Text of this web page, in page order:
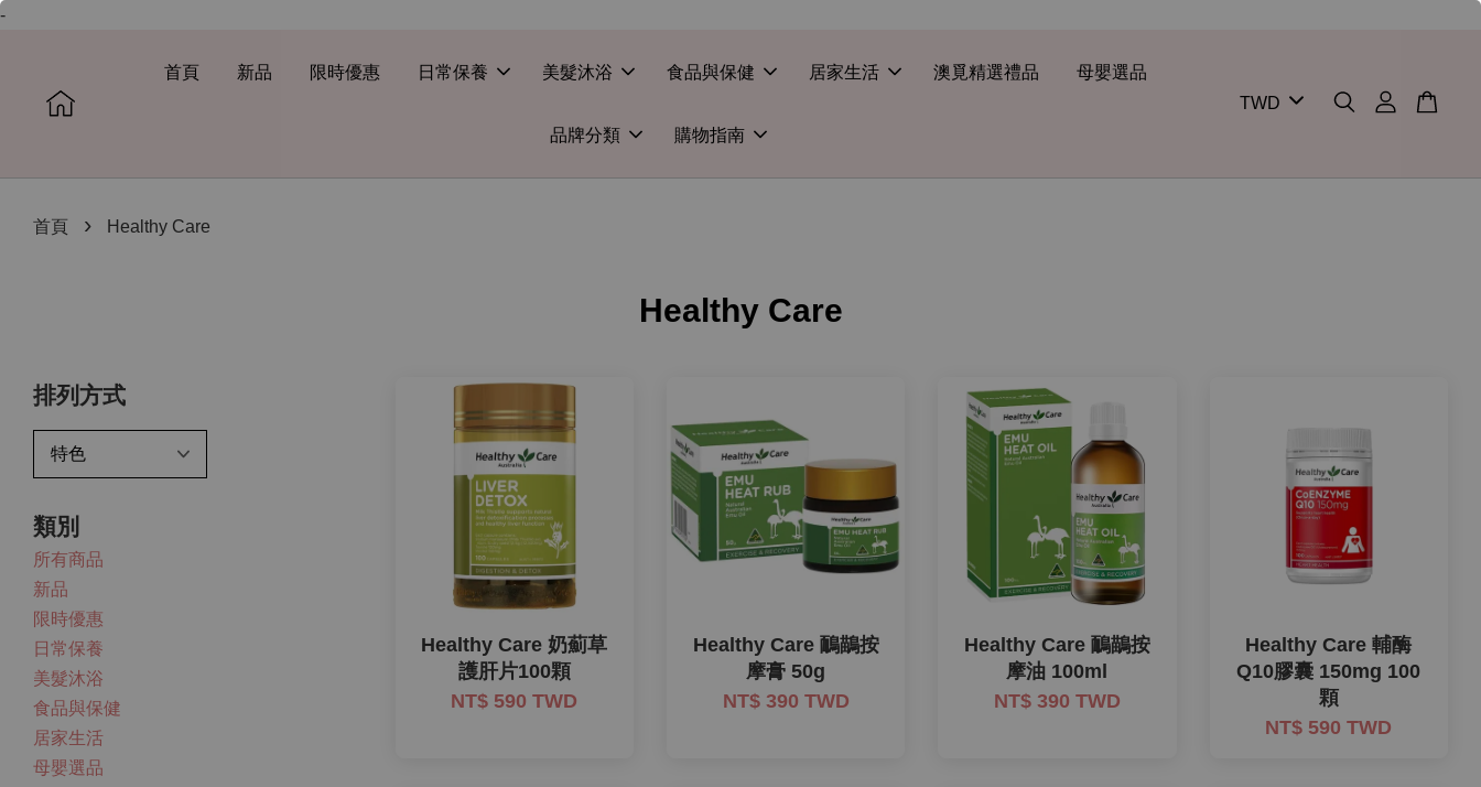
-
首頁 新品 限時優惠 日常保養 美髮沐浴 食品與保健 居家生活 澳覓精選禮品 母嬰選品
品牌分類 購物指南
首頁 › Healthy Care
Healthy Care
排列方式
類別
所有商品
新品
限時優惠
日常保養
美髮沐浴
食品與保健
居家生活
母嬰選品
Healthy Care 奶薊草
護肝片100顆
NT$ 590 TWD
Healthy Care 鴯鶓按
摩膏 50g
NT$ 390 TWD
Healthy Care 鴯鶓按
摩油 100ml
NT$ 390 TWD
Healthy Care 輔酶
Q10膠囊 150mg 100
顆
NT$ 590 TWD